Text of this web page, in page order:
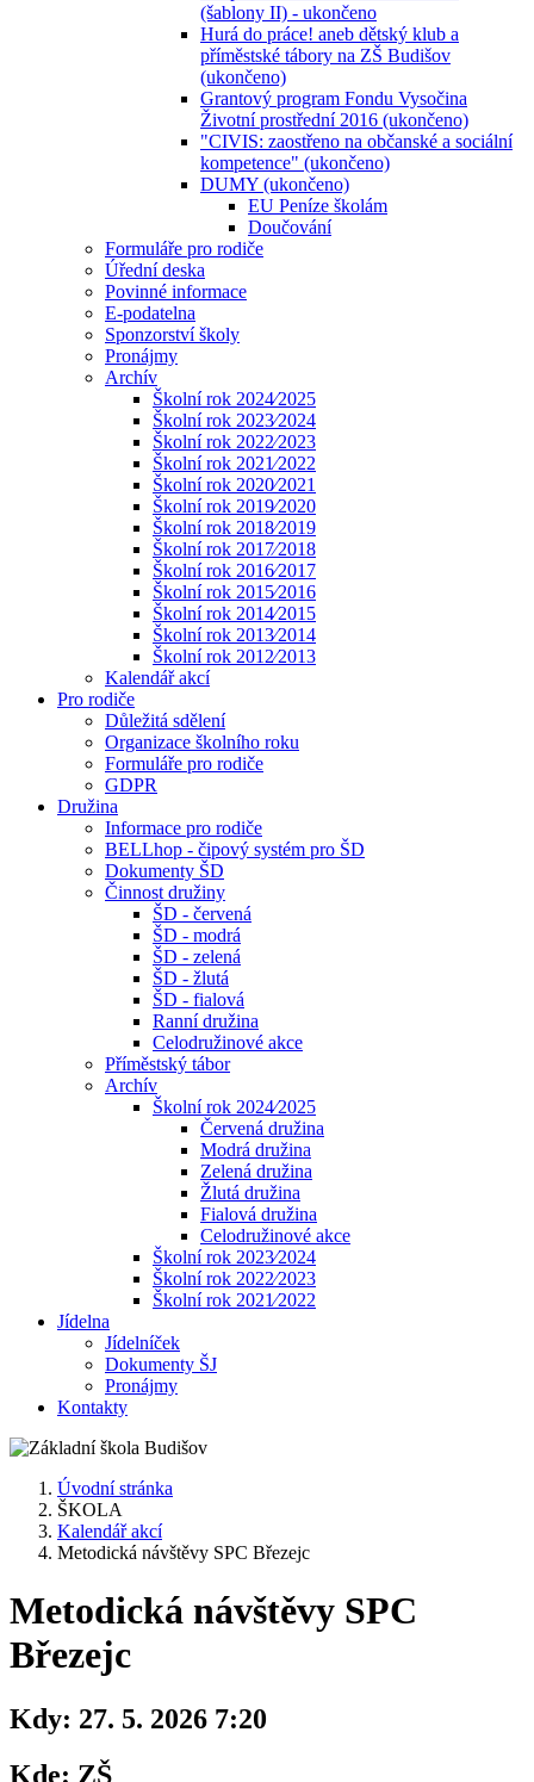
(šablony II) - ukončeno
Hurá do práce! aneb dětský klub a
příměstské tábory na ZŠ Budišov
(ukončeno)
Grantový program Fondu Vysočina
Životní prostřední 2016 (ukončeno)
"CIVIS: zaostřeno na občanské a sociální
kompetence" (ukončeno)
DUMY (ukončeno)
EU Peníze školám
Doučování
Formuláře pro rodiče
Úřední deska
Povinné informace
E-podatelna
Sponzorství školy
Pronájmy
Archív
Školní rok 2024⁄2025
Školní rok 2023⁄2024
Školní rok 2022⁄2023
Školní rok 2021⁄2022
Školní rok 2020⁄2021
Školní rok 2019⁄2020
Školní rok 2018⁄2019
Školní rok 2017⁄2018
Školní rok 2016⁄2017
Školní rok 2015⁄2016
Školní rok 2014⁄2015
Školní rok 2013⁄2014
Školní rok 2012⁄2013
Kalendář akcí
Pro rodiče
Důležitá sdělení
Organizace školního roku
Formuláře pro rodiče
GDPR
Družina
Informace pro rodiče
BELLhop - čipový systém pro ŠD
Dokumenty ŠD
Činnost družiny
ŠD - červená
ŠD - modrá
ŠD - zelená
ŠD - žlutá
ŠD - fialová
Ranní družina
Celodružinové akce
Příměstský tábor
Archív
Školní rok 2024⁄2025
Červená družina
Modrá družina
Zelená družina
Žlutá družina
Fialová družina
Celodružinové akce
Školní rok 2023⁄2024
Školní rok 2022⁄2023
Školní rok 2021⁄2022
Jídelna
Jídelníček
Dokumenty ŠJ
Pronájmy
Kontakty
Úvodní stránka
ŠKOLA
Kalendář akcí
Metodická návštěvy SPC Březejc
Metodická návštěvy SPC
Březejc
Kdy: 27. 5. 2026 7:20
Kde: ZŠ